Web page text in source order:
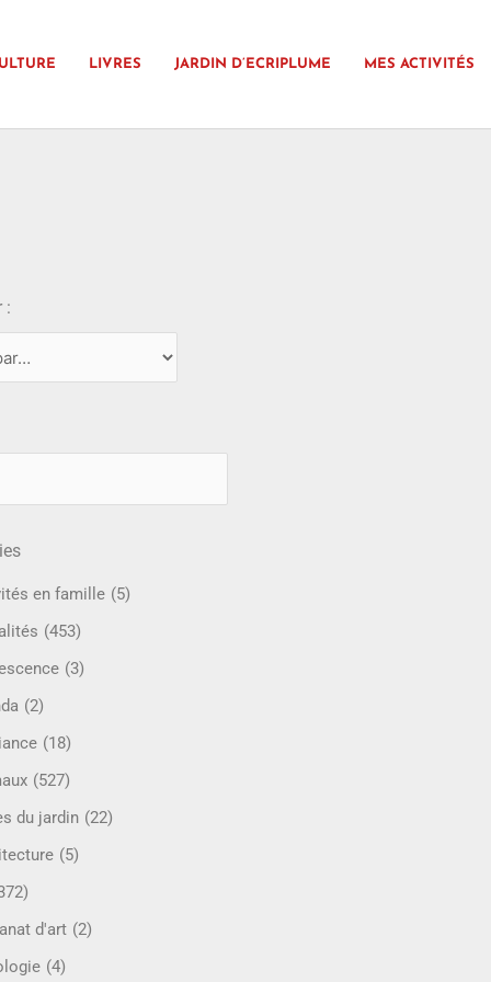
LIVRES JARDIN D’ECRIPLUME MES ACTIVITÉS
:
en famille (5)
(453)
(3)
(2)
(18)
(527)
du jardin (22)
(5)
d'art (2)
(4)